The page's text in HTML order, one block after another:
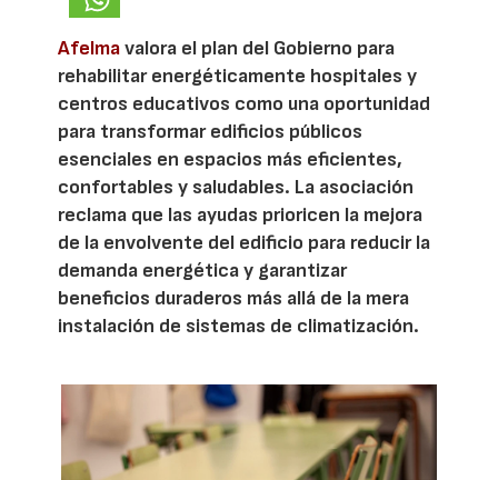
Afelmavalora el plan del Gobierno para
rehabilitar energéticamente hospitales y
centros educativos como una oportunidad
para transformar edificios públicos
esenciales en espacios más eficientes,
confortables y saludables. La asociación
reclama que las ayudas prioricen la mejora
de la envolvente del edificio para reducir la
demanda energética y garantizar
beneficios duraderos más allá de la mera
instalación de sistemas de climatización.